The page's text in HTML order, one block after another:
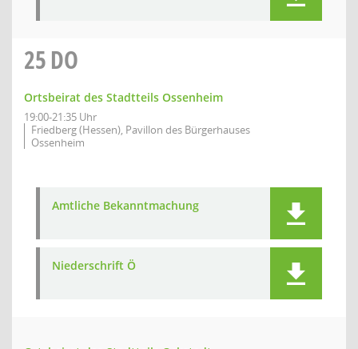
25DO
Ortsbeirat des Stadtteils Ossenheim
19:00-21:35 Uhr
Friedberg (Hessen), Pavillon des Bürgerhauses
Ossenheim
Amtliche Bekanntmachung
Niederschrift Ö